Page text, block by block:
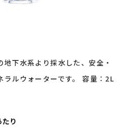
地下水系より採水した、安全・
ラルウォーターです。 容量：2L
り